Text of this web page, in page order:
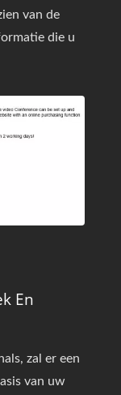
van de
die u
En
zal er een
van uw